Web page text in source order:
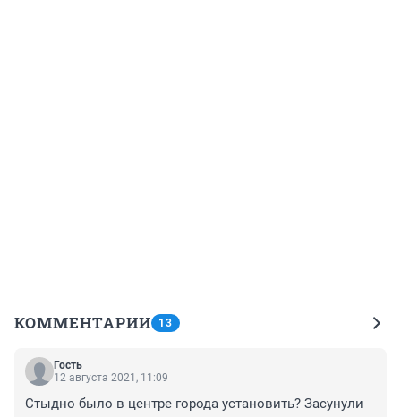
КОММЕНТАРИИ 13
Гость
12 августа 2021, 11:09
Стыдно было в центре города установить? Засунули